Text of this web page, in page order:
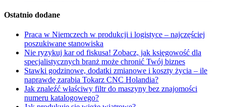
Ostatnio dodane
Praca w Niemczech w produkcji i logistyce – najczęściej
poszukiwane stanowiska
Nie ryzykuj kar od fiskusa! Zobacz, jak księgowość dla
specjalistycznych branż może chronić Twój biznes
Stawki godzinowe, dodatki zmianowe i koszty życia – ile
naprawdę zarabia Tokarz CNC Holandia?
Jak znaleźć właściwy filtr do maszyny bez znajomości
numeru katalogowego?